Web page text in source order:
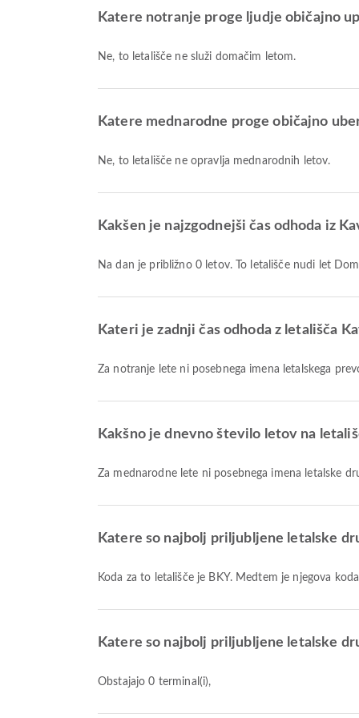
Katere notranje proge ljudje običajno
Ne, to letališče ne služi domačim letom.
Katere mednarodne proge običajno
Ne, to letališče ne opravlja mednarodnih letov.
Kakšen je najzgodnejši čas odhoda iz
Na dan je približno 0 letov. To letališče nudi let
Kateri je zadnji čas odhoda z letališča
Za notranje lete ni posebnega imena letalskega
Kakšno je dnevno število letov na
Za mednarodne lete ni posebnega imena letalske
Katere so najbolj priljubljene letalske
Koda za to letališče je BKY. Medtem je njegova
Katere so najbolj priljubljene letalske
Obstajajo 0 terminal(i),